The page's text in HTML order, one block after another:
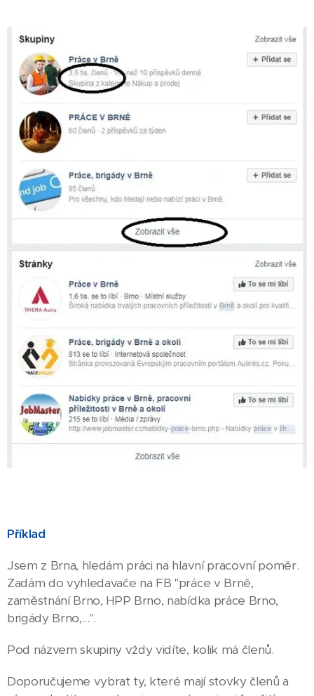
Příklad
Jsem z Brna, hledám práci na hlavní pracovní poměr.
Zadám do vyhledavače na FB "práce v Brně,
zaměstnání Brno, HPP Brno, nabídka práce Brno,
brigády Brno,...".
Pod názvem skupiny vždy vidíte, kolik má členů.
Doporučujeme vybrat ty, které mají stovky členů a